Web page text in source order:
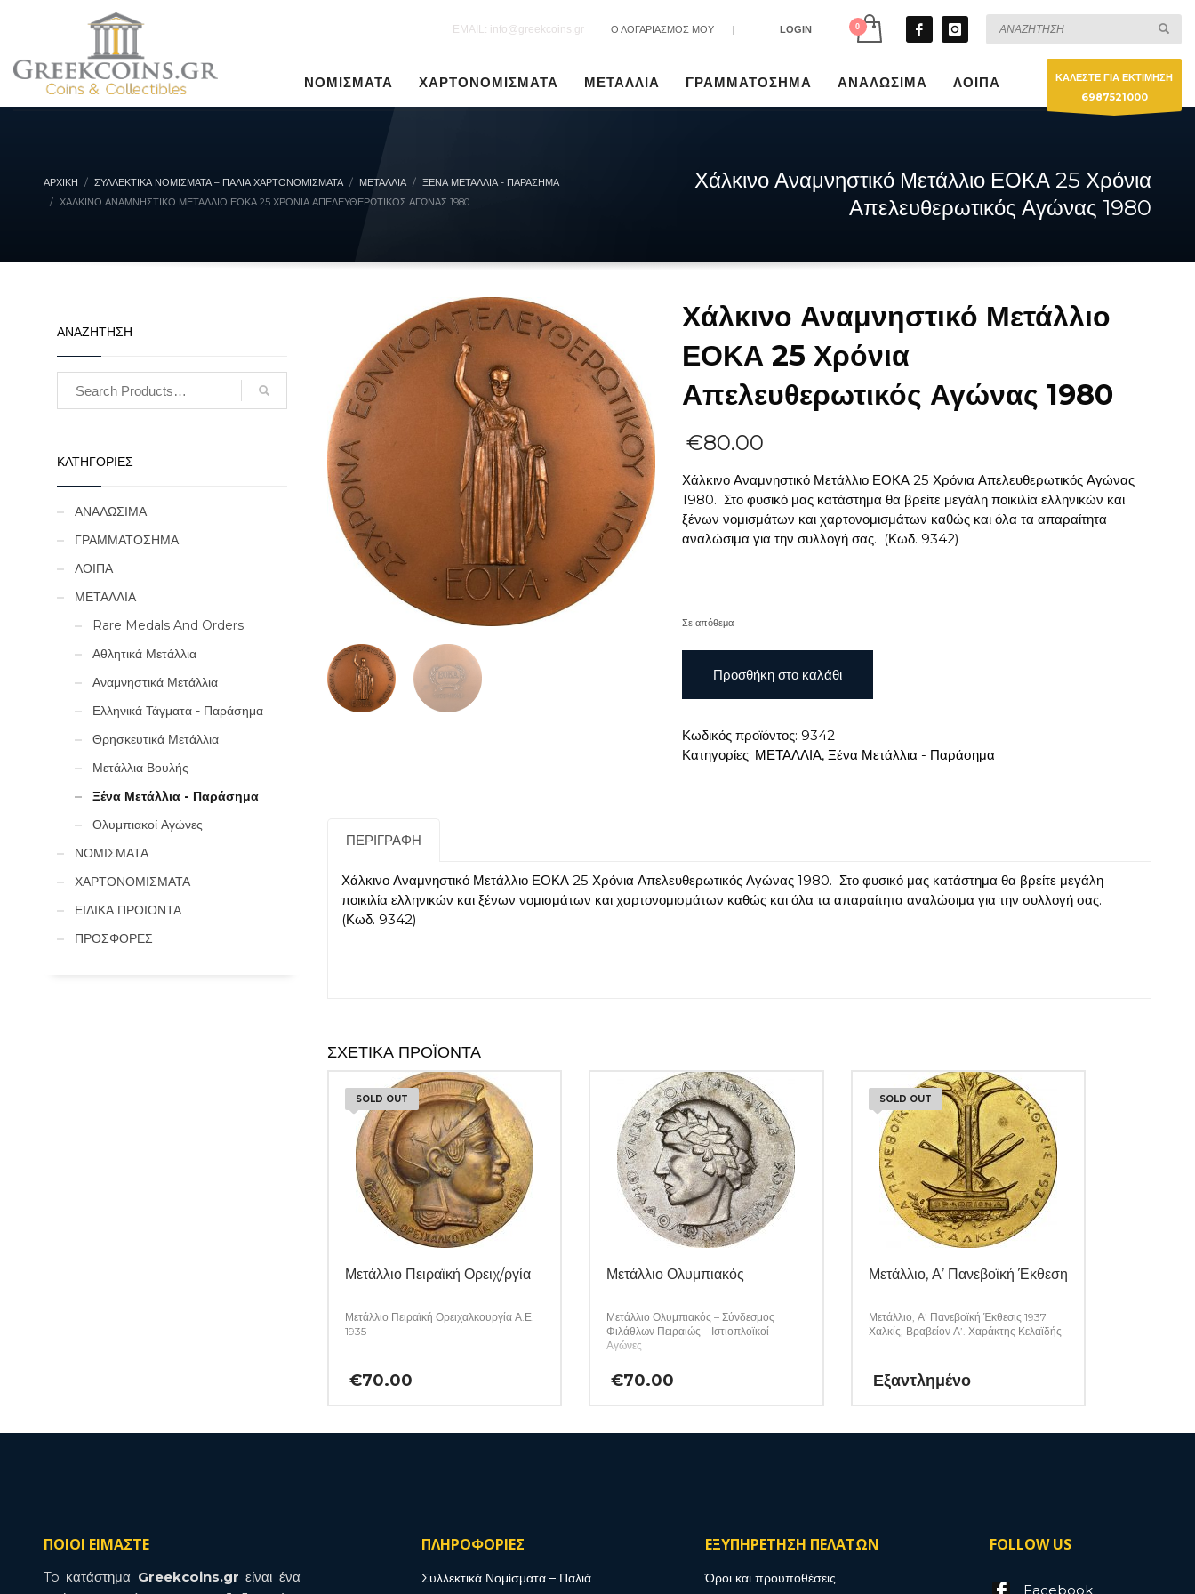
EMAIL: info@greekcoins.gr Ο ΛΟΓΑΡΙΑΣΜΟΣ ΜΟΥ | LOGIN
ΝΟΜΙΣΜΑΤΑ ΧΑΡΤΟΝΟΜΙΣΜΑΤΑ ΜΕΤΑΛΛΙΑ ΓΡΑΜΜΑΤΟΣΗΜΑ ΑΝΑΛΩΣΙΜΑ ΛΟΙΠΑ
ΚΑΛΕΣΤΕ ΓΙΑ ΕΚΤΙΜΗΣΗ
6987521000
ΑΡΧΙΚΉ ΣΥΛΛΕΚΤΙΚΆ ΝΟΜΊΣΜΑΤΑ – ΠΑΛΙΆ ΧΑΡΤΟΝΟΜΊΣΜΑΤΑ ΜΕΤΑΛΛΙΑ
ΞΈΝΑ ΜΕΤΆΛΛΙΑ - ΠΑΡΆΣΗΜΑ
ΧΆΛΚΙΝΟ ΑΝΑΜΝΗΣΤΙΚΌ ΜΕΤΆΛΛΙΟ ΕΟΚΑ 25 ΧΡΌΝΙΑ ΑΠΕΛΕΥΘΕΡΩΤΙΚΌΣ ΑΓΏΝΑΣ 1980
Χάλκινο Αναμνηστικό Μετάλλιο ΕΟΚΑ 25 Χρόνια
Απελευθερωτικός Αγώνας 1980
Χάλκινο Αναμνηστικό Μετάλλιο
ΕΟΚΑ 25 Χρόνια
Απελευθερωτικός Αγώνας 1980
€80.00
Χάλκινο Αναμνηστικό Μετάλλιο ΕΟΚΑ 25 Χρόνια Απελευθερωτικός Αγώνας
1980. Στο φυσικό μας κατάστημα θα βρείτε μεγάλη ποικιλία ελληνικών και
ξένων νομισμάτων και χαρτονομισμάτων καθώς και όλα τα απαραίτητα
αναλώσιμα για την συλλογή σας. (Κωδ. 9342)
Σε απόθεμα
Αναμνηστικό
Μετάλλιο
25
Χρόνια
Προσθήκη στο καλάθι
Κωδικός προϊόντος: 9342
Κατηγορίες: ΜΕΤΑΛΛΙΑ, Ξένα Μετάλλια - Παράσημα
ΠΕΡΙΓΡΑΦΉ
Χάλκινο Αναμνηστικό Μετάλλιο ΕΟΚΑ 25 Χρόνια Απελευθερωτικός Αγώνας 1980. Στο φυσικό μας κατάστημα θα βρείτε μεγάλη
ποικιλία ελληνικών και ξένων νομισμάτων και χαρτονομισμάτων καθώς και όλα τα απαραίτητα αναλώσιμα για την συλλογή σας.
(Κωδ. 9342)
ΣΧΕΤΙΚΆ ΠΡΟΪΌΝΤΑ
SOLD OUT
Μετάλλιο Πειραϊκή Ορειχ/ργία
Μετάλλιο Πειραϊκή Ορειχαλκουργία Α.Ε.
1935
€70.00
Μετάλλιο Ολυμπιακός
Μετάλλιο Ολυμπιακός – Σύνδεσμος
Φιλάθλων Πειραιώς – Ιστιοπλοϊκοί
Αγώνες
€70.00
SOLD OUT
Μετάλλιο, Α’ Πανεβοϊκή Έκθεση
Μετάλλιο, Α’ Πανεβοϊκή Έκθεσις 1937
Χαλκίς, Βραβείον Α’. Χαράκτης Κελαϊδής
Εξαντλημένο
ΑΝΑΖΗΤΗΣΗ
ΚΑΤΗΓΟΡΙΕΣ
ΑΝΑΛΩΣΙΜΑ
ΓΡΑΜΜΑΤΟΣΗΜΑ
ΛΟΙΠΑ
ΜΕΤΑΛΛΙΑ
Rare Medals And Orders
Αθλητικά Μετάλλια
Αναμνηστικά Μετάλλια
Ελληνικά Τάγματα - Παράσημα
Θρησκευτικά Μετάλλια
Μετάλλια Βουλής
Ξένα Μετάλλια - Παράσημα
Ολυμπιακοί Αγώνες
ΝΟΜΙΣΜΑΤΑ
ΧΑΡΤΟΝΟΜΙΣΜΑΤΑ
ΕΙΔΙΚΑ ΠΡΟΙΟΝΤΑ
ΠΡΟΣΦΟΡΕΣ
ΠΟΙΟΙ ΕΙΜΑΣΤΕ
To κατάστημα Greekcoins.gr είναι ένα
ΠΛΗΡΟΦΟΡΙΕΣ
Συλλεκτικά Νομίσματα – Παλιά
ΕΞΥΠΗΡΕΤΗΣΗ ΠΕΛΑΤΩΝ
Όροι και προυποθέσεις
FOLLOW US
Facebook